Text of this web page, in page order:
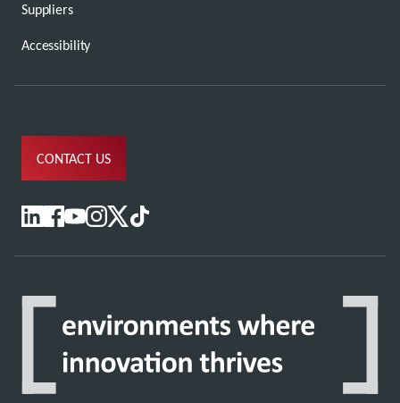
Suppliers
Accessibility
CONTACT US